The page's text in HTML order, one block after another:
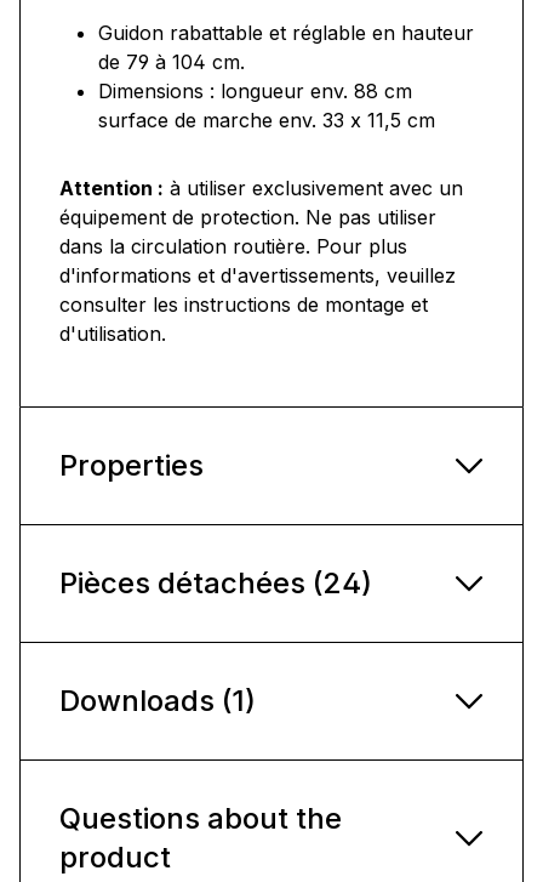
Guidon rabattable et réglable en hauteur
de 79 à 104 cm.
Dimensions : longueur env. 88 cm
surface de marche env. 33 x 11,5 cm
Attention : à utiliser exclusivement avec un
équipement de protection. Ne pas utiliser
dans la circulation routière. Pour plus
d'informations et d'avertissements, veuillez
consulter les instructions de montage et
d'utilisation.
Properties
Pièces détachées (24)
Downloads (1)
Questions about the
product